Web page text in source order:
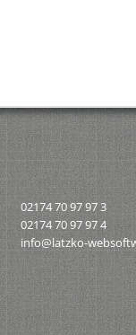
02174 70 97 97 3
02174 70 97 97 4
info@latzko-